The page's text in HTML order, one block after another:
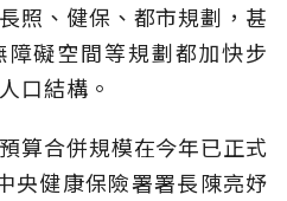
照、健保、都市規劃，甚
礙空間等規劃都加快步
口結構。
算合併規模在今年已正式
央健康保險署署長陳亮妤